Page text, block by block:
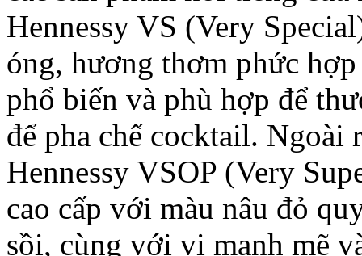
Hennessy VS (Very
óng, hương thơm phức
phổ biến và phù hợp để
để pha chế cocktail. Ngoài
Hennessy VSOP (Very
cao cấp với màu nâu đỏ
sồi, cùng với vị mạnh mẽ